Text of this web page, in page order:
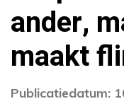
ander,
maakt
Publicatiedatum: